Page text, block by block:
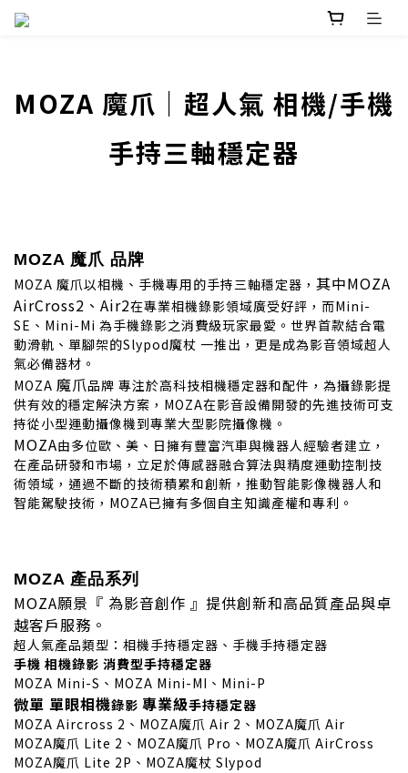
prev
MOZA 魔爪｜超人氣 相機/手機
手持三軸穩定器
MOZA 魔爪 品牌
MOZA 魔爪以相機、手機專用的手持三軸穩定器， 其中MOZA
AirCross2、Air2在專業相機錄影領域廣受好評，而Mini-
SE、Mini-Mi 為手機錄影之消費級玩家最愛。世界首款結合電
動滑軌、單腳架的Slypod魔杖 一推出，更是成為影音領域超人
氣必備器材。
MOZA 魔爪品牌 專注於高科技相機穩定器和配件，為攝錄影提
供有效的穩定解決方案，MOZA在影音設備開發的先進技術可支
持從小型運動攝像機到專業大型影院攝像機。
MOZA由多位歐、美、日擁有豐富汽車與機器人經驗者建立，
在產品研發和市場，立足於傳感器融合算法與精度運動控制技
術領域，通過不斷的技術積累和創新，推動智能影像機器人和
智能駕駛技術，MOZA已擁有多個自主知識產權和專利。
MOZA 產品系列
MOZA願景『 為影音創作 』提供創新和高品質產品與卓
越客戶服務。
超人氣產品類型：相機手持穩定器、手機手持穩定器
手機 相機錄影 消費型手持穩定器
MOZA Mini-S、MOZA Mini-MI、Mini-P
微單 單眼相機錄影 專業級手持穩定器
MOZA Aircross 2、MOZA魔爪 Air 2、MOZA魔爪 Air
MOZA魔爪 Lite 2、MOZA魔爪 Pro、MOZA魔爪 AirCross
MOZA魔爪 Lite 2P、MOZA魔杖 Slypod